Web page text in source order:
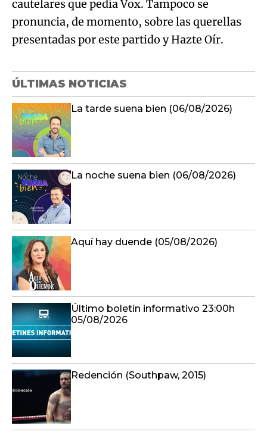
cautelares que pedía Vox. Tampoco se
pronuncia, de momento, sobre las querellas
presentadas por este partido y Hazte Oír.
ÚLTIMAS NOTICIAS
La tarde suena bien (06/08/2026)
La noche suena bien (06/08/2026)
Aquí hay duende (05/08/2026)
Último boletín informativo 23:00h
05/08/2026
Redención (Southpaw, 2015)